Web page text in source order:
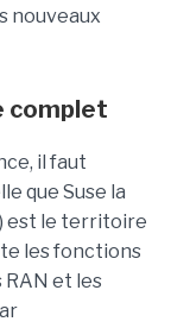
nouveaux
complet
il faut
que Suse la
est le territoire
les fonctions
et les